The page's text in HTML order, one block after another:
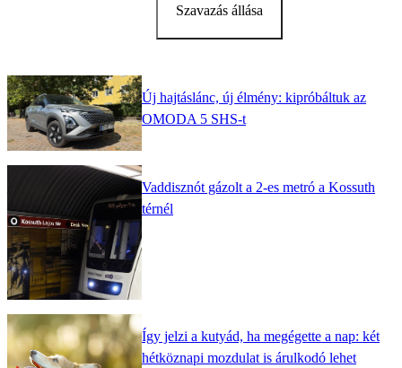
Szavazás állása
Új hajtáslánc, új élmény: kipróbáltuk az
OMODA 5 SHS-t
Vaddisznót gázolt a 2-es metró a Kossuth
térnél
Így jelzi a kutyád, ha megégette a nap: két
hétköznapi mozdulat is árulkodó lehet